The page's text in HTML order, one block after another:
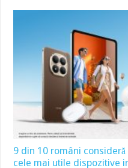
9 din 10 români
cele mai utile dispozitive